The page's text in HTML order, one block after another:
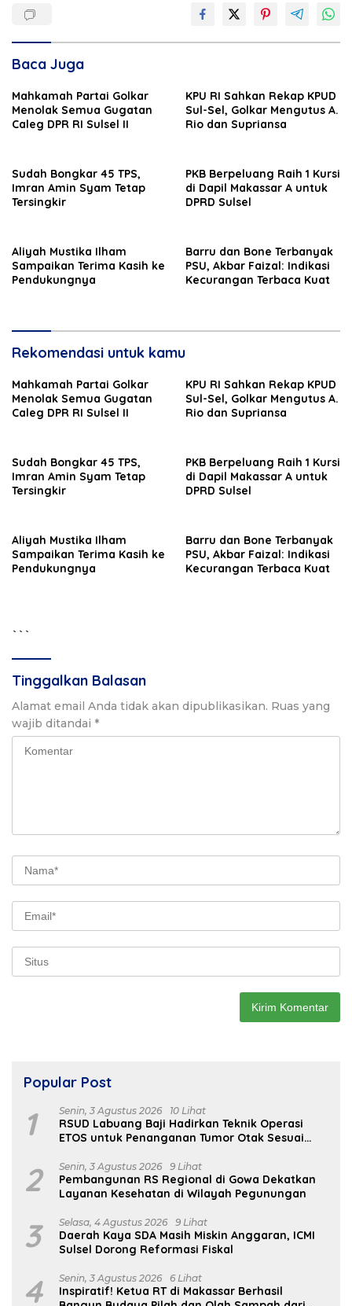
Baca Juga
Mahkamah Partai Golkar
Menolak Semua Gugatan
Caleg DPR RI Sulsel II
KPU RI Sahkan Rekap KPUD
Sul-Sel, Golkar Mengutus A.
Rio dan Supriansa
Sudah Bongkar 45 TPS,
Imran Amin Syam Tetap
Tersingkir
PKB Berpeluang Raih 1 Kursi
di Dapil Makassar A untuk
DPRD Sulsel
Aliyah Mustika Ilham
Sampaikan Terima Kasih ke
Pendukungnya
Barru dan Bone Terbanyak
PSU, Akbar Faizal: Indikasi
Kecurangan Terbaca Kuat
Rekomendasi untuk kamu
Mahkamah Partai Golkar
Menolak Semua Gugatan
Caleg DPR RI Sulsel II
KPU RI Sahkan Rekap KPUD
Sul-Sel, Golkar Mengutus A.
Rio dan Supriansa
Sudah Bongkar 45 TPS,
Imran Amin Syam Tetap
Tersingkir
PKB Berpeluang Raih 1 Kursi
di Dapil Makassar A untuk
DPRD Sulsel
Aliyah Mustika Ilham
Sampaikan Terima Kasih ke
Pendukungnya
Barru dan Bone Terbanyak
PSU, Akbar Faizal: Indikasi
Kecurangan Terbaca Kuat
```
Tinggalkan Balasan
Alamat email Anda tidak akan dipublikasikan. Ruas yang
wajib ditandai *
Popular Post
1 Senin, 3 Agustus 2026 10 Lihat
RSUD Labuang Baji Hadirkan Teknik Operasi
ETOS untuk Penanganan Tumor Otak Sesuai
2 Senin, 3 Agustus 2026 9 Lihat
Pembangunan RS Regional di Gowa Dekatkan
Layanan Kesehatan di Wilayah Pegunungan
3 Selasa, 4 Agustus 2026 9 Lihat
Daerah Kaya SDA Masih Miskin Anggaran, ICMI
Sulsel Dorong Reformasi Fiskal
4 Senin, 3 Agustus 2026 6 Lihat
Inspiratif! Ketua RT di Makassar Berhasil